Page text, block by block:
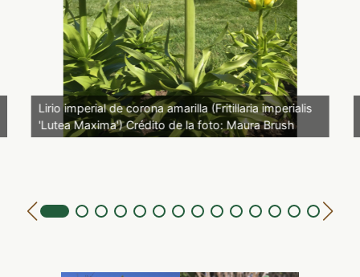
Lirio imperial de corona amarilla (Fritillaria imperialis
'Lutea Maxima') Crédito de la foto: Maura Brush